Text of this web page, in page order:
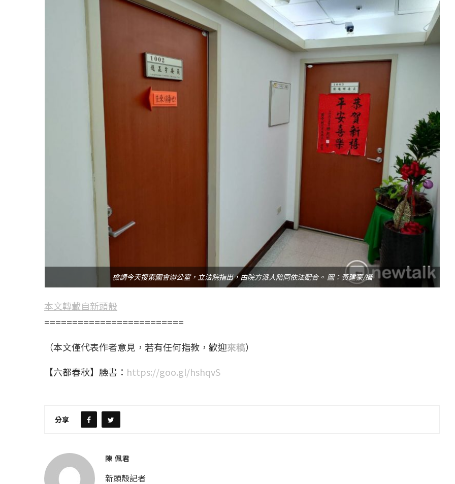
檢調今天搜索國會辦公室，立法院指出，由院方派人陪同依法配合。 圖：黃建豪/攝
本文轉載自新頭殼
=========================
（本文僅代表作者意見，若有任何指教，歡迎來稿）
【六都春秋】臉書： https://goo.gl/hshqvS
分享
陳 佩君
新頭殼記者